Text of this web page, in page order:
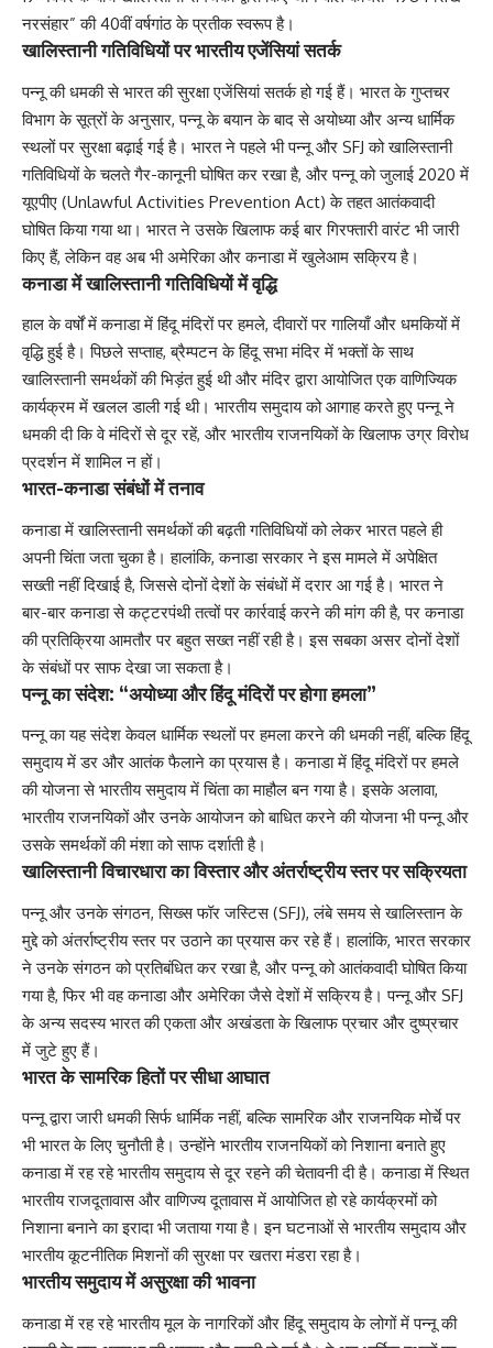
नरसंहार” की 40वीं वर्षगांठ के प्रतीक स्वरूप है।
खालिस्तानी गतिविधियों पर भारतीय एजेंसियां सतर्क
पन्नू की धमकी से भारत की सुरक्षा एजेंसियां सतर्क हो गई हैं। भारत के गुप्तचर
विभाग के सूत्रों के अनुसार, पन्नू के बयान के बाद से अयोध्या और अन्य धार्मिक
स्थलों पर सुरक्षा बढ़ाई गई है। भारत ने पहले भी पन्नू और SFJ को खालिस्तानी
गतिविधियों के चलते गैर-कानूनी घोषित कर रखा है, और पन्नू को जुलाई 2020 में
यूएपीए (Unlawful Activities Prevention Act) के तहत आतंकवादी
घोषित किया गया था। भारत ने उसके खिलाफ कई बार गिरफ्तारी वारंट भी जारी
किए हैं, लेकिन वह अब भी अमेरिका और कनाडा में खुलेआम सक्रिय है।
कनाडा में खालिस्तानी गतिविधियों में वृद्धि
हाल के वर्षों में कनाडा में हिंदू मंदिरों पर हमले, दीवारों पर गालियाँ और धमकियों में
वृद्धि हुई है। पिछले सप्ताह, ब्रैम्पटन के हिंदू सभा मंदिर में भक्तों के साथ
खालिस्तानी समर्थकों की भिड़ंत हुई थी और मंदिर द्वारा आयोजित एक वाणिज्यिक
कार्यक्रम में खलल डाली गई थी। भारतीय समुदाय को आगाह करते हुए पन्नू ने
धमकी दी कि वे मंदिरों से दूर रहें, और भारतीय राजनयिकों के खिलाफ उग्र विरोध
प्रदर्शन में शामिल न हों।
भारत-कनाडा संबंधों में तनाव
कनाडा में खालिस्तानी समर्थकों की बढ़ती गतिविधियों को लेकर भारत पहले ही
अपनी चिंता जता चुका है। हालांकि, कनाडा सरकार ने इस मामले में अपेक्षित
सख्ती नहीं दिखाई है, जिससे दोनों देशों के संबंधों में दरार आ गई है। भारत ने
बार-बार कनाडा से कट्टरपंथी तत्वों पर कार्रवाई करने की मांग की है, पर कनाडा
की प्रतिक्रिया आमतौर पर बहुत सख्त नहीं रही है। इस सबका असर दोनों देशों
के संबंधों पर साफ देखा जा सकता है।
पन्नू का संदेश: “अयोध्या और हिंदू मंदिरों पर होगा हमला”
पन्नू का यह संदेश केवल धार्मिक स्थलों पर हमला करने की धमकी नहीं, बल्कि हिंदू
समुदाय में डर और आतंक फैलाने का प्रयास है। कनाडा में हिंदू मंदिरों पर हमले
की योजना से भारतीय समुदाय में चिंता का माहौल बन गया है। इसके अलावा,
भारतीय राजनयिकों और उनके आयोजन को बाधित करने की योजना भी पन्नू और
उसके समर्थकों की मंशा को साफ दर्शाती है।
खालिस्तानी विचारधारा का विस्तार और अंतर्राष्ट्रीय स्तर पर सक्रियता
पन्नू और उनके संगठन, सिख्स फॉर जस्टिस (SFJ), लंबे समय से खालिस्तान के
मुद्दे को अंतर्राष्ट्रीय स्तर पर उठाने का प्रयास कर रहे हैं। हालांकि, भारत सरकार
ने उनके संगठन को प्रतिबंधित कर रखा है, और पन्नू को आतंकवादी घोषित किया
गया है, फिर भी वह कनाडा और अमेरिका जैसे देशों में सक्रिय है। पन्नू और SFJ
के अन्य सदस्य भारत की एकता और अखंडता के खिलाफ प्रचार और दुष्प्रचार
में जुटे हुए हैं।
भारत के सामरिक हितों पर सीधा आघात
पन्नू द्वारा जारी धमकी सिर्फ धार्मिक नहीं, बल्कि सामरिक और राजनयिक मोर्चे पर
भी भारत के लिए चुनौती है। उन्होंने भारतीय राजनयिकों को निशाना बनाते हुए
कनाडा में रह रहे भारतीय समुदाय से दूर रहने की चेतावनी दी है। कनाडा में स्थित
भारतीय राजदूतावास और वाणिज्य दूतावास में आयोजित हो रहे कार्यक्रमों को
निशाना बनाने का इरादा भी जताया गया है। इन घटनाओं से भारतीय समुदाय और
भारतीय कूटनीतिक मिशनों की सुरक्षा पर खतरा मंडरा रहा है।
भारतीय समुदाय में असुरक्षा की भावना
कनाडा में रह रहे भारतीय मूल के नागरिकों और हिंदू समुदाय के लोगों में पन्नू की